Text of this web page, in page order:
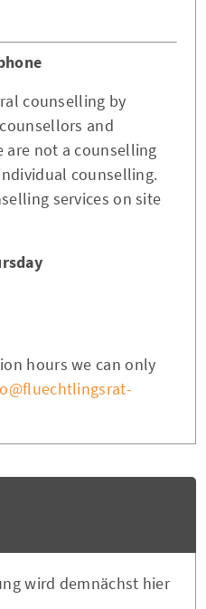
counselling by
and
are not a counselling
counselling.
services on site
hours we can only
wird demnächst hier